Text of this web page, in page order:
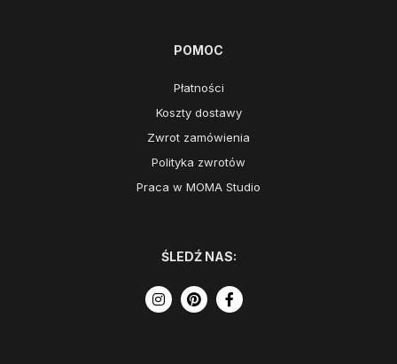
POMOC
Płatności
Koszty dostawy
Zwrot zamówienia
Polityka zwrotów
Praca w MOMA Studio
ŚLEDŹ NAS: